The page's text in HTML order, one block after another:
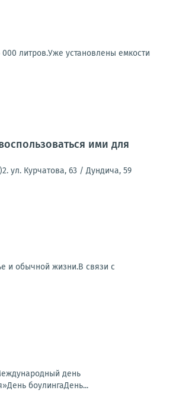
литров.Уже установлены емкости
ими для
ул. Курчатова, 63 / Дундича, 59
и обычной жизни.В связи с
день
боулингаДень...